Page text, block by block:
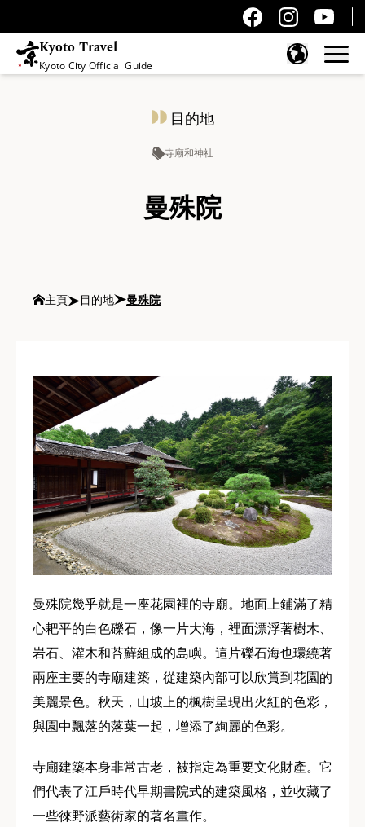
Kyoto Travel
Kyoto City Official Guide
目的地
寺廟和神社
曼殊院
主頁 目的地 曼殊院
曼殊院幾乎就是一座花園裡的寺廟。地面上鋪滿了精
心耙平的白色礫石，像一片大海，裡面漂浮著樹木、
岩石、灌木和苔蘚組成的島嶼。這片礫石海也環繞著
兩座主要的寺廟建築，從建築內部可以欣賞到花園的
美麗景色。秋天，山坡上的楓樹呈現出火紅的色彩，
與園中飄落的落葉一起，增添了絢麗的色彩。
寺廟建築本身非常古老，被指定為重要文化財產。它
們代表了江戶時代早期書院式的建築風格，並收藏了
一些徠野派藝術家的著名畫作。